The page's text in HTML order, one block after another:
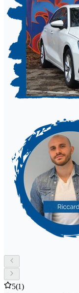
5(1)